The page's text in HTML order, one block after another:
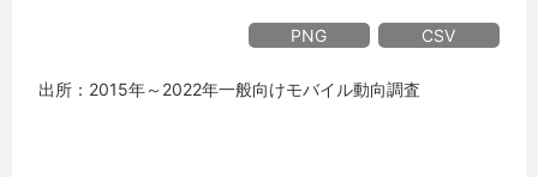
PNG CSV
出所：2015年～2022年一般向けモバイル動向調査